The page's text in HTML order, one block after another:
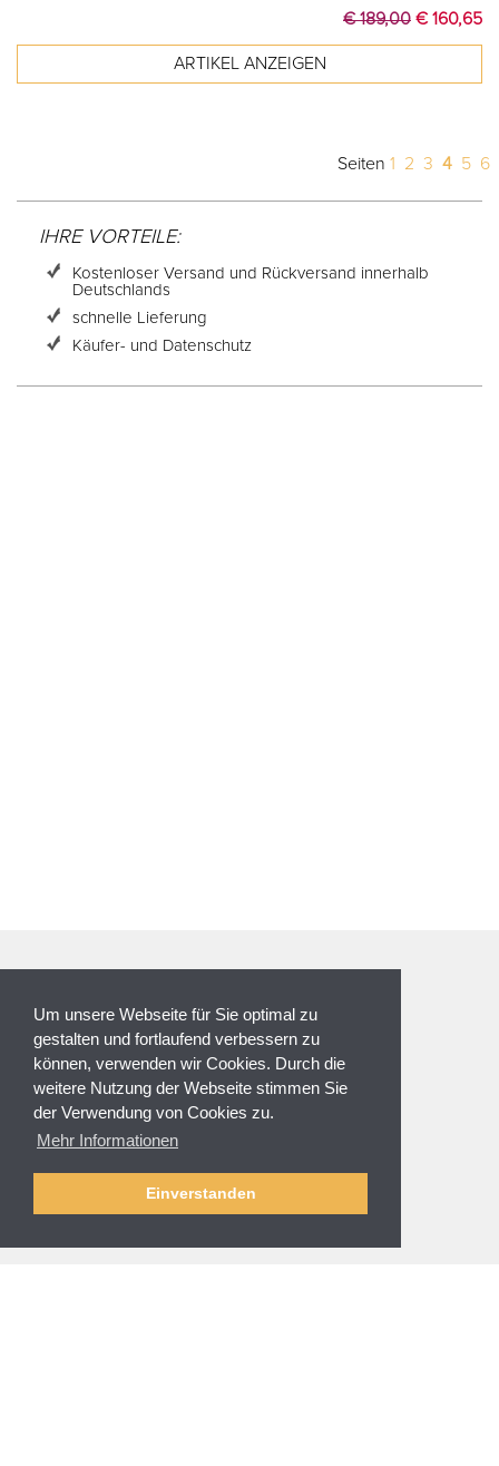
Um unsere Webseite für Sie optimal zu
gestalten und fortlaufend verbessern zu
können, verwenden wir Cookies. Durch die
weitere Nutzung der Webseite stimmen Sie
der Verwendung von Cookies zu.
Mehr Informationen
Einverstanden
€ 189,00 € 160,65
Seiten 1 2 3 4 5 6
IHRE VORTEILE:
Kostenloser Versand und Rückversand innerhalb
Deutschlands
schnelle Lieferung
Käufer- und Datenschutz
NEWSLETTER